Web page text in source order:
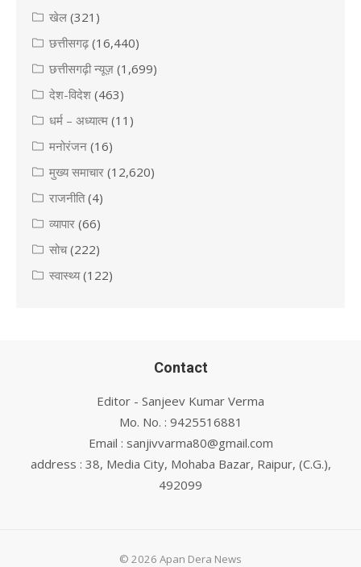
खेल (321)
छत्तीसगढ़(16,440)
छत्तीसगढ़ी न्यूज़ (1,699)
देश-विदेश (463)
धर्म – अध्यात्म (11)
मनोरंजन (16)
मुख्य समाचार (12,620)
राजनीति(4)
व्यापार (66)
सोच(222)
स्वास्थ्य(122)
Contact
Editor - Sanjeev Kumar Verma
Mo. No. : 9425516881
Email : sanjivvarma80@gmail.com
address : 38, Media City, Mohaba Bazar, Raipur, (C.G.),
492099
© 2026 Apan Dera News